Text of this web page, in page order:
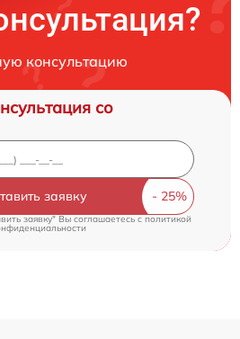
консультацию
со
заявку
заявку" Вы соглашаетесь c политикой